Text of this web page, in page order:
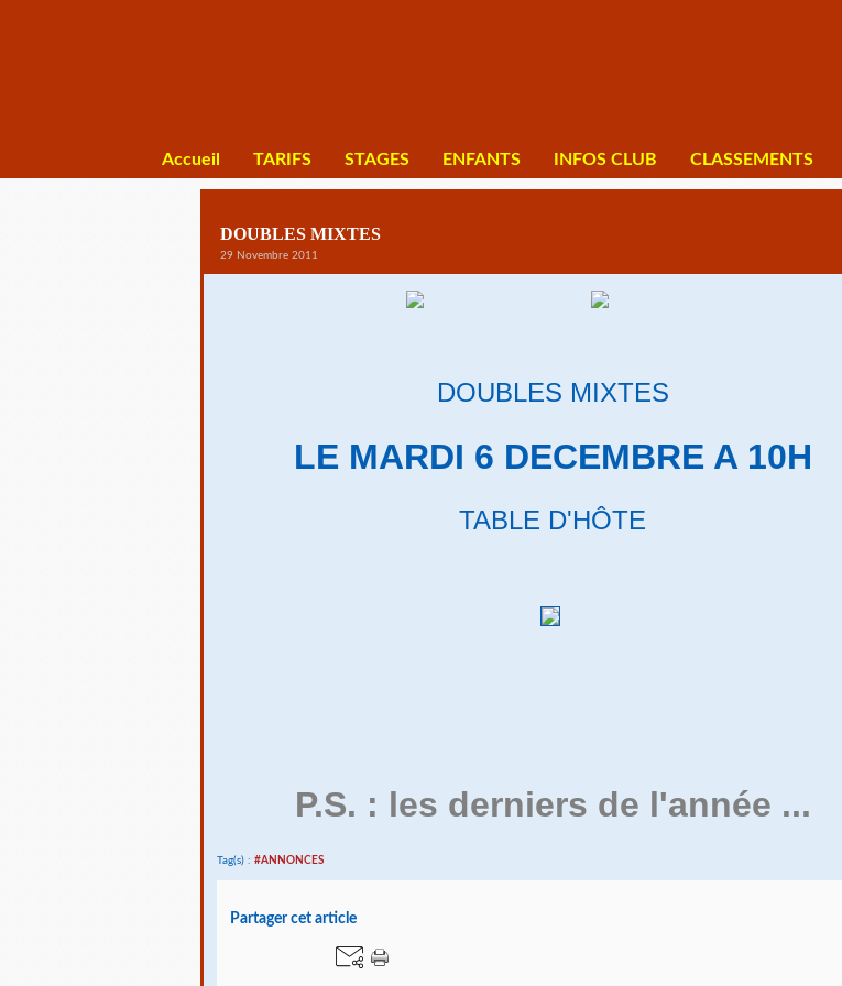
Accueil TARIFS STAGES ENFANTS INFOS CLUB CLASSEMENTS
DOUBLES MIXTES
29 Novembre 2011
DOUBLES MIXTES
LE MARDI 6 DECEMBRE A 10H
TABLE D'HÔTE
P.S. : les derniers de l'année ...
Tag(s) : #ANNONCES
Partager cet article